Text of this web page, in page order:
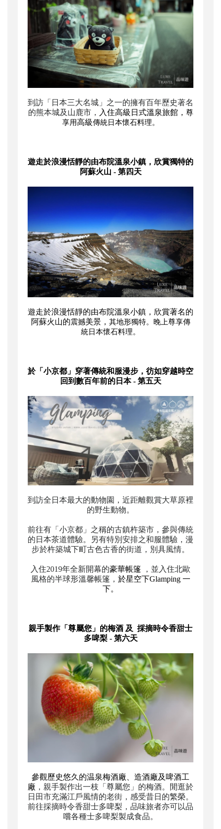
到訪「日本三大名城」之一的擁有百年歷史著名
的熊本城及山鹿市， 入住高級日式溫泉旅館， 尊
享用高級傳統日本懷石料理。
遊走於浪漫恬靜的由布院溫泉小鎮，欣賞獨特的
阿蘇火山 - 第四天
遊走於浪漫恬靜的由布院溫泉小鎮，欣賞著名的
阿蘇火山的震撼美景， 其地形獨特。晚上尊享傳
統日本懷石料理。
於「小京都」 穿著傳統和服漫步，彷如穿越時空
回到數百年前的日本- 第五天
到訪全日本最大的動物園，近距離觀賞大草原裡
的野生動物。
前往有「小京都」之稱的古鎮杵築市，參與傳統
的日本茶道體驗。另有特別安排之和服體驗，漫
步於杵築城下町古色古香的街道，別具風情。
入住2019年全新開幕的豪華帳篷
，並入住北歐
風格的半球形溫馨帳篷， 於星空下Glamping 一
下。
親手製作「尊屬您」的梅酒 及 採摘時令香甜士
多啤梨 - 第六天
參觀歷史悠久的温泉梅酒廠 、造酒廠及啤酒工
廠 ，親手製作出一枝「尊屬您」的梅酒。閒逛於
日田市充滿江戶風情的老街，感受昔日的繁榮。
前往採摘時令香甜士多啤梨，品味旅者亦可以品
嚐各種士多啤梨製成食品。